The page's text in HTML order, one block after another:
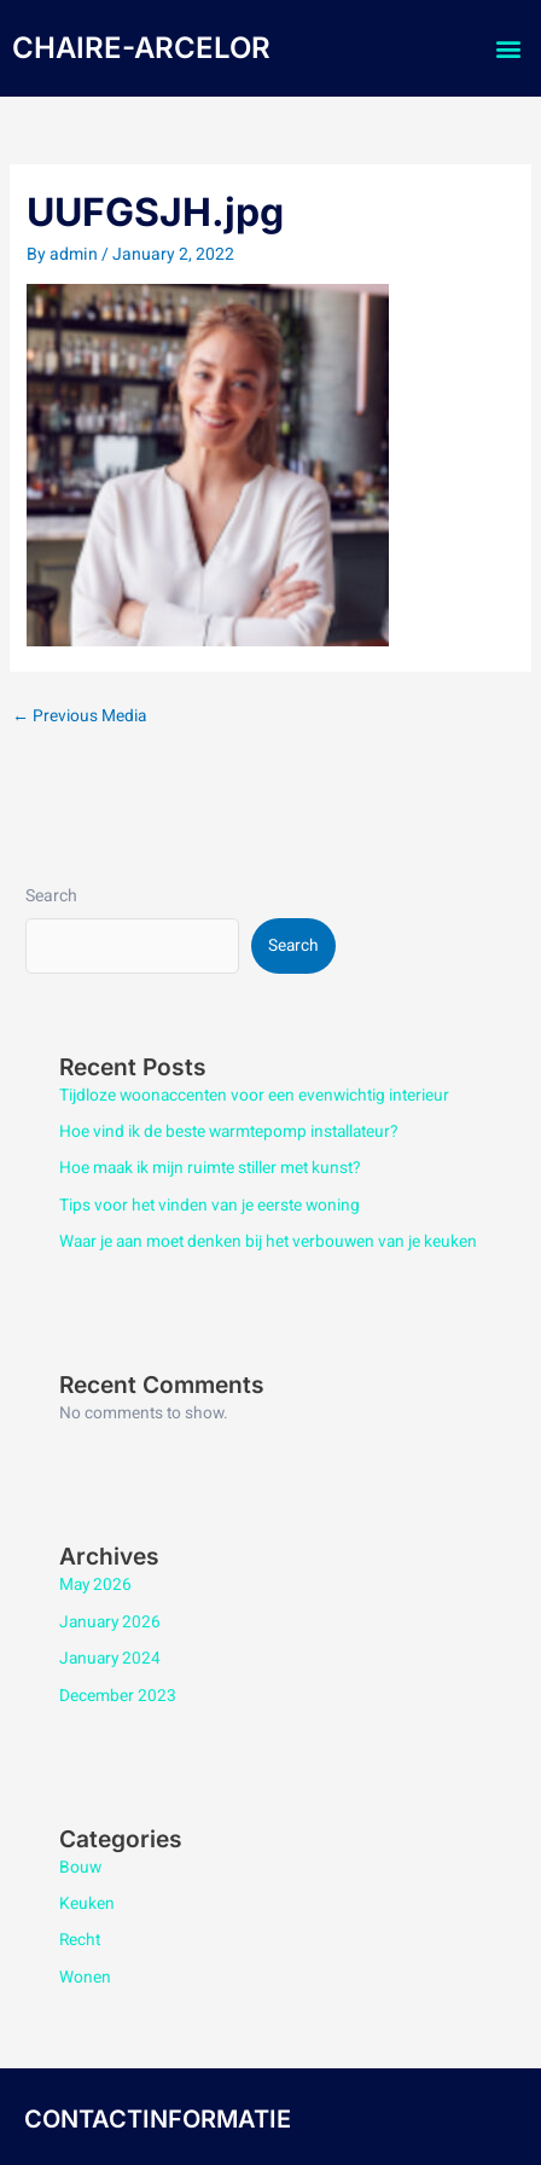
to
content
CHAIRE-ARCELOR
UUFGSJH.jpg
Byadmin/January 2, 2022
← Previous Media
Search
Search
Recent Posts
Tijdloze woonaccenten voor een evenwichtig interieur
Hoe vind ik de beste warmtepomp installateur?
Hoe maak ik mijn ruimte stiller met kunst?
Tips voor het vinden van je eerste woning
Waar je aan moet denken bij het verbouwen van je keuken
Recent Comments
No comments to show.
Archives
May 2026
January 2026
January 2024
December 2023
Categories
Bouw
Keuken
Recht
Wonen
CONTACTINFORMATIE